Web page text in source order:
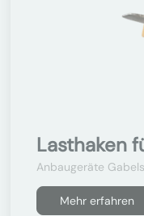
Lasthaken
Anbaugeräte
Mehr erfahren